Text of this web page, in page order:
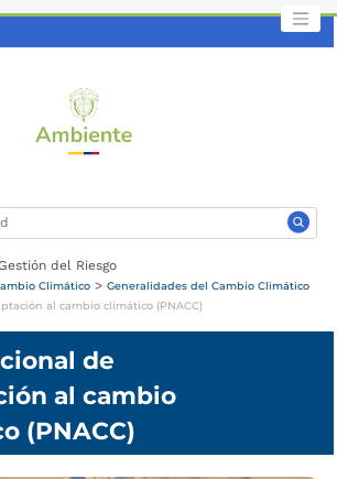
del Riesgo
Climático > Generalidades del Cambio Climático
al cambio climático (PNACC)
de
al cambio
(PNACC)